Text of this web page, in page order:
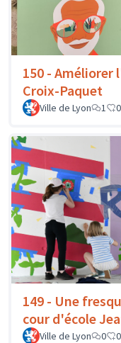
150 - Améliorer
Croix-Paquet
Ville de Lyon 1 0
149 - Une
cour d'école
Ville de Lyon 0 0